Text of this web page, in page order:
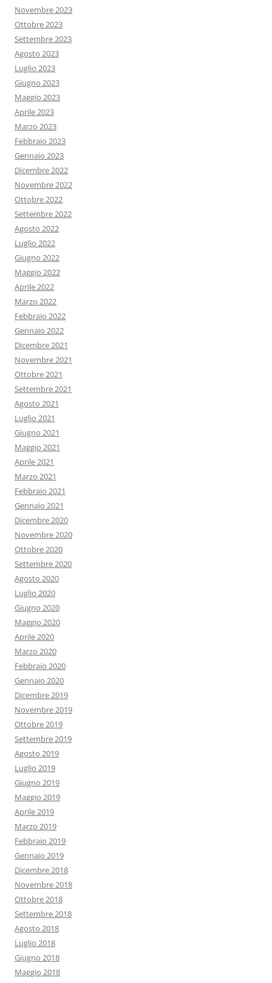
Novembre 2023
Ottobre 2023
Settembre 2023
Agosto 2023
Luglio 2023
Giugno 2023
Maggio 2023
Aprile 2023
Marzo 2023
Febbraio 2023
Gennaio 2023
Dicembre 2022
Novembre 2022
Ottobre 2022
Settembre 2022
Agosto 2022
Luglio 2022
Giugno 2022
Maggio 2022
Aprile 2022
Marzo 2022
Febbraio 2022
Gennaio 2022
Dicembre 2021
Novembre 2021
Ottobre 2021
Settembre 2021
Agosto 2021
Luglio 2021
Giugno 2021
Maggio 2021
Aprile 2021
Marzo 2021
Febbraio 2021
Gennaio 2021
Dicembre 2020
Novembre 2020
Ottobre 2020
Settembre 2020
Agosto 2020
Luglio 2020
Giugno 2020
Maggio 2020
Aprile 2020
Marzo 2020
Febbraio 2020
Gennaio 2020
Dicembre 2019
Novembre 2019
Ottobre 2019
Settembre 2019
Agosto 2019
Luglio 2019
Giugno 2019
Maggio 2019
Aprile 2019
Marzo 2019
Febbraio 2019
Gennaio 2019
Dicembre 2018
Novembre 2018
Ottobre 2018
Settembre 2018
Agosto 2018
Luglio 2018
Giugno 2018
Maggio 2018